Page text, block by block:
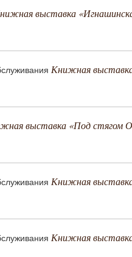
выставка
Книжная
выставка «Под стягом
Книжная
Книжная